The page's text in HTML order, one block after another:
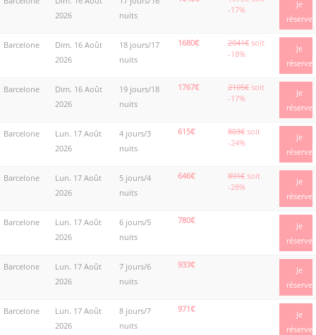
2026
nuits
-17%
Je
réserve
Barcelone
Dim. 16 Août
2026
18 jours/17
nuits
1680€ 2041€ soit
-18%
Je
réserve
Barcelone
Dim. 16 Août
2026
19 jours/18
nuits
1767€ 2105€ soit
-17%
Je
réserve
Barcelone
Lun. 17 Août
2026
4 jours/3
nuits
615€ 803€ soit
-24%
Je
réserve
Barcelone
Lun. 17 Août
2026
5 jours/4
nuits
646€ 891€ soit
-28%
Je
réserve
Barcelone
Lun. 17 Août
2026
6 jours/5
nuits
780€
Je
réserve
Barcelone
Lun. 17 Août
2026
7 jours/6
nuits
933€
Je
réserve
Barcelone
Lun. 17 Août
2026
8 jours/7
nuits
971€
Je
réserve